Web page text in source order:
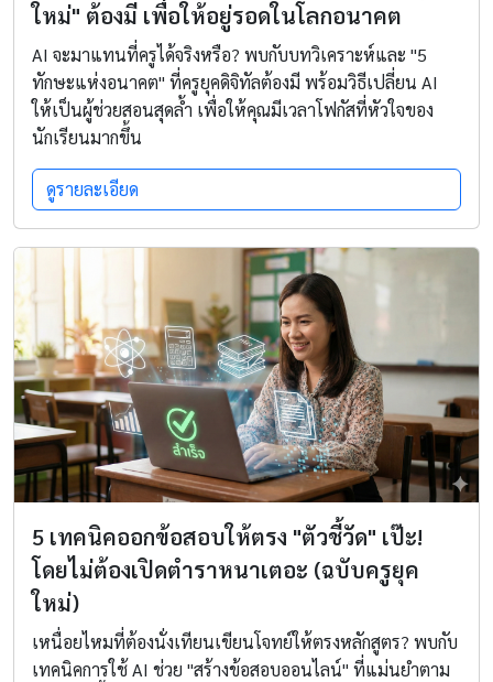
ใหม่" ต้องมี เพื่อให้อยู่รอดในโลกอนาคต
AI จะมาแทนที่ครูได้จริงหรือ? พบกับบทวิเคราะห์และ "5
ทักษะแห่งอนาคต" ที่ครูยุคดิจิทัลต้องมี พร้อมวิธีเปลี่ยน AI
ให้เป็นผู้ช่วยสอนสุดล้ำ เพื่อให้คุณมีเวลาโฟกัสที่หัวใจของ
นักเรียนมากขึ้น
ดูรายละเอียด
5 เทคนิคออกข้อสอบให้ตรง "ตัวชี้วัด" เป๊ะ!
โดยไม่ต้องเปิดตำราหนาเตอะ (ฉบับครูยุค
ใหม่)
เหนื่อยไหมที่ต้องนั่งเทียนเขียนโจทย์ให้ตรงหลักสูตร? พบกับ
เทคนิคการใช้ AI ช่วย "สร้างข้อสอบออนไลน์" ที่แม่นยำตาม